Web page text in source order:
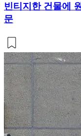
빈티지한 건물에
문